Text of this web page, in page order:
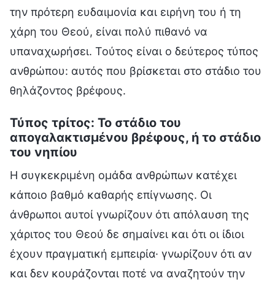
την πρότερη ευδαιμονία και ειρήνη του ή τη
χάρη του Θεού, είναι πολύ πιθανό να
υπαναχωρήσει. Τούτος είναι ο δεύτερος τύπος
ανθρώπου: αυτός που βρίσκεται στο στάδιο του
θηλάζοντος βρέφους.
Τύπος τρίτος: Το στάδιο του
απογαλακτισμένου βρέφους, ή το στάδιο
του νηπίου
Η συγκεκριμένη ομάδα ανθρώπων κατέχει
κάποιο βαθμό καθαρής επίγνωσης. Οι
άνθρωποι αυτοί γνωρίζουν ότι απόλαυση της
χάριτος του Θεού δε σημαίνει και ότι οι ίδιοι
έχουν πραγματική εμπειρία· γνωρίζουν ότι αν
και δεν κουράζονται ποτέ να αναζητούν την